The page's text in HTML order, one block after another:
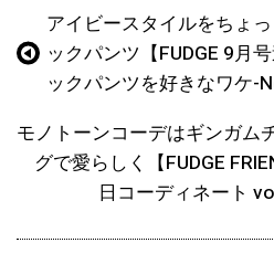
アイビースタイルをちょ
ックパンツ【FUDGE 9月
ックパンツを好きなワケ-
モノトーンコーデはギンガム
グで愛らしく【FUDGE
日コーディネート